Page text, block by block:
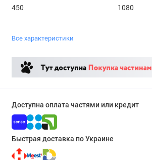
450 1080
Все характеристики
Доступна оплата частями или кредит
Быстрая доставка по Украине